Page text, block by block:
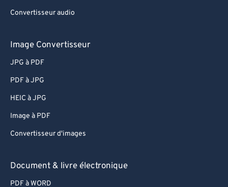
Convertisseur audio
Image Convertisseur
JPG à PDF
PDF à JPG
HEIC à JPG
Image à PDF
Convertisseur d'images
Document & livre électronique
PDF à WORD